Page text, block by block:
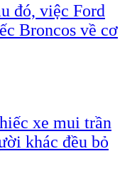
đó, việc Ford
Broncos về cơ
xe mui trần
khác đều bỏ